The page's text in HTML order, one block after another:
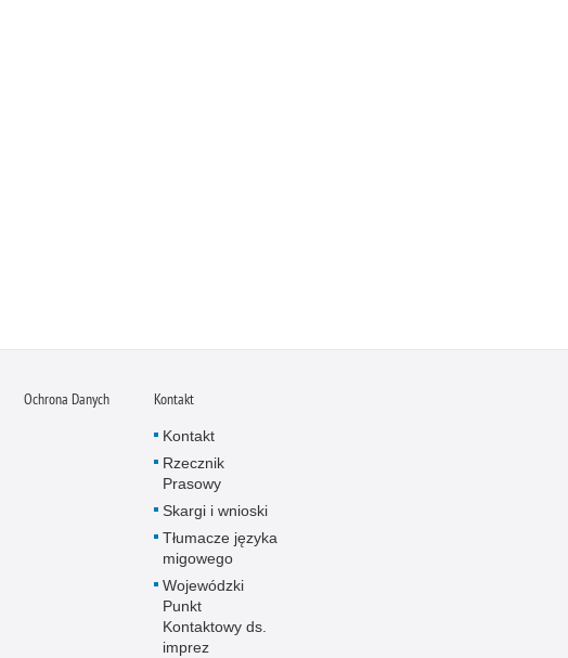
Ochrona Danych Kontakt
Kontakt
Rzecznik
Prasowy
Skargi i wnioski
Tłumacze języka
migowego
Wojewódzki
Punkt
Kontaktowy ds.
imprez